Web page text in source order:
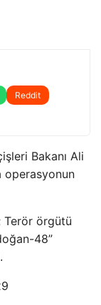
Reddit
Bakanı Ali
operasyonun
Terör örgütü
48”